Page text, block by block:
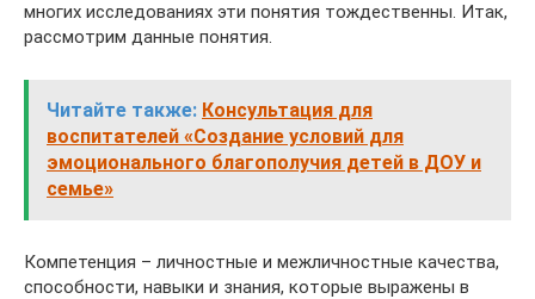
многих исследованиях эти понятия тождественны. Итак,
рассмотрим данные понятия.
Читайте также: Консультация для
воспитателей «Создание условий для
эмоционального благополучия детей в ДОУ и
семье»
Компетенция – личностные и межличностные качества,
способности, навыки и знания, которые выражены в